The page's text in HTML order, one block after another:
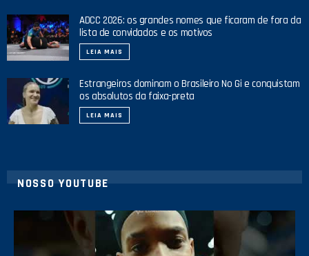
ADCC 2026: os grandes nomes que ficaram de fora da
lista de convidados e os motivos
LEIA MAIS
Estrangeiros dominam o Brasileiro No Gi e conquistam
os absolutos da faixa-preta
LEIA MAIS
NOSSO YOUTUBE